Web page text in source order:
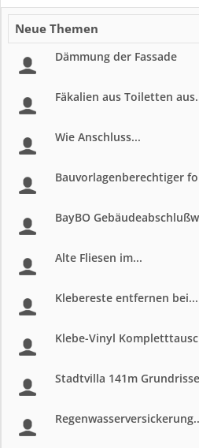
Neue Themen
Dämmung der Fassade
Fäkalien aus Toiletten
Wie Anschluss...
Bauvorlagenberechtiger
BayBO
Alte Fliesen im...
Klebereste entfernen bei...
Klebe-Vinyl
Stadtvilla 141m Grundrisse